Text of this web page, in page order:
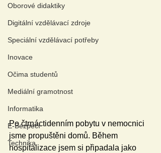
Oborové didaktiky
Digitální vzdělávací zdroje
Speciální vzdělávací potřeby
Inovace
Očima studentů
Mediální gramotnost
Informatika
E-Bezpečí
Technika
Po čtrnáctidenním pobytu v nemocnici
jsme propuštěni domů. Během
hospitalizace jsem si připadala jako